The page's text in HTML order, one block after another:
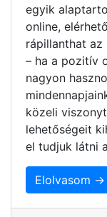
egyik
online,
rápillanthat
– ha a pozitív
nagyon
közeli
lehetőségeit
el tudjuk látni
Elolvasom →